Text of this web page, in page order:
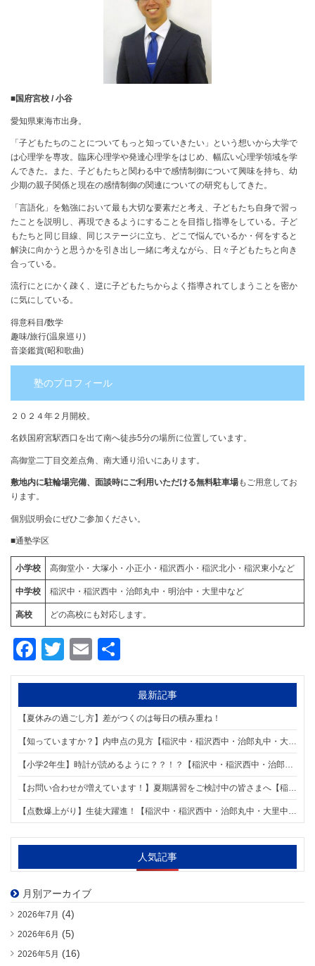
■国府宮校 / 小谷
愛知県東海市出身。
「子どもたちのことについてもっと知っていきたい」という想いから大学で
は心理学を専攻。臨床心理学や発達心理学をはじめ、幅広い心理学領域を学
んできた。また、子どもたちと関わる中で感情制御について興味を持ち、幼
少期の親子関係と現在の感情制御の関連についての研究もしてきた。
「言語化」を勉強において最も大切な要素だと考え、子どもたち自身で習っ
たことを説明し、再現できるようにすることを目指し指導をしている。子ど
もたちと同じ目線、同じステージに立ち、どこで悩んでいるか・何をすると
解決に向かうと思うかを引き出し一緒に考えながら、日々子どもたちと向き
合っている。
流行にとにかく疎く、逆に子どもたちからよく指導されてしまうことを密か
に気にしている。
得意科目/数学
趣味/旅行(温泉巡り)
音楽鑑賞(昭和歌曲)
塾のプロフィール
２０２４年２月開校。
名鉄国府宮駅西口を出て南へ徒歩5分の場所に位置しています。
高御堂二丁目交差点角、南大通り沿いにあります。
敷地内に駐輪場完備、面談時にご利用いただける無料駐車場もご用意してお
ります。
個別説明会にぜひご参加ください。
■通塾学区
小学校 高御堂小・大塚小・小正小・稲沢西小・稲沢北小・稲沢東小など
中学校 稲沢中・稲沢西中・治郎丸中・明治中・大里中など
高校 どの⾼校にも対応します。
Facebook
TwitterEmail
有
最新記事
【夏休みの過ごし方】差がつくのは毎日の積み重ね！
【知っていますか？】内申点の見方【稲沢中・稲沢西中・治郎丸中・大里中・明治中学区の個別指導塾 明海学院 国府宮校】
【小学2年生】時計が読めるように？？！？【稲沢中・稲沢西中・治郎丸中・大里中・明治中学区の個別指導塾 明海学院 国府宮校】
【お問い合わせが増えています！】夏期講習をご検討中の皆さまへ【稲沢中・稲沢西中・治郎丸中・大里中・明治中学区の個別指導塾 明海学院 国府宮校】
【点数爆上がり】生徒大躍進！【稲沢中・稲沢西中・治郎丸中・大里中・明治中学区の個別指導塾 明海学院 国府宮校】
人気記事
月別アーカイブ
2026年7月 (4)
2026年6月 (5)
2026年5月 (16)